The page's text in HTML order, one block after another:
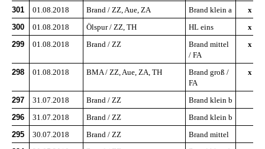
301
01.08.2018 Brand / ZZ, Aue, ZA Brand klein a
x
300
01.08.2018 Ölspur / ZZ, TH HL eins
x
299
01.08.2018 Brand / ZZ
Brand mittel
/ FA
x
298 01.08.2018 BMA / ZZ, Aue, ZA, TH
Brand groß /
FA
x
297 31.07.2018 Brand / ZZ
Brand klein b
296
31.07.2018 Brand / ZZ
Brand klein b
295
30.07.2018 Brand / ZZ
Brand mittel